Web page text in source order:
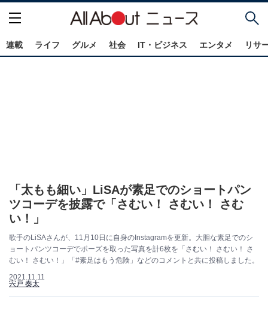
連載 ライフ グルメ 社会 IT・ビジネス エンタメ リサ
「太もも細い」LiSAが素足でのショートパン
ツコーデを披露で「さむい！ さむい！ さむ
い！」
歌手のLiSAさんが、11月10日に自身のInstagramを更新。大胆な素足でのシ
ョートパンツコーデでポーズを取った写真を計6枚を「さむい！ さむい！ さ
むい！ さむい！」「#素足はもう危険」などのコメントと共に投稿しました。
2021.11.11
宍戸 奏太